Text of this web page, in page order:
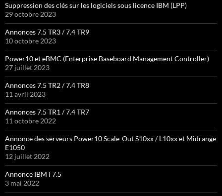
Suppression des clés sur les logiciels sous licence IBM (LPP)
29 octobre 2023
Annonces 7.5 TR3 / 7.4 TR9
10 octobre 2023
Power10 et eBMC (Enterprise Baseboard Management Controller)
27 juillet 2023
Annonces 7.5 TR2 / 7.4 TR8
11 avril 2023
Annonces 7.5 TR1 / 7.4 TR7
11 octobre 2022
Annonce des serveurs Power10 Scale-Out S10xx / L10xx et Midrange
E1050
12 juillet 2022
Annonce IBM i 7.5
3 mai 2022